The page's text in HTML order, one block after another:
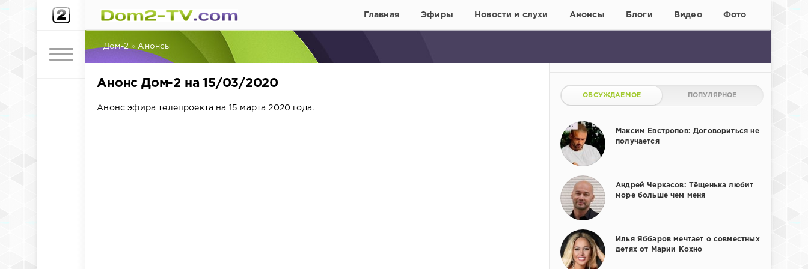
Главная Эфиры Новости и слухи Анонсы Блоги Видео Фото
Дом-2 » Анонсы
Анонс Дом-2 на 15/03/2020
Анонс эфира телепроекта на 15 марта 2020 года.
ОБСУЖДАЕМОЕ ПОПУЛЯРНОЕ
Максим Евстропов: Договориться не
получается
Андрей Черкасов: Тёщенька любит
море больше чем меня
Илья Яббаров мечтает о совместных
детях от Марии Кохно